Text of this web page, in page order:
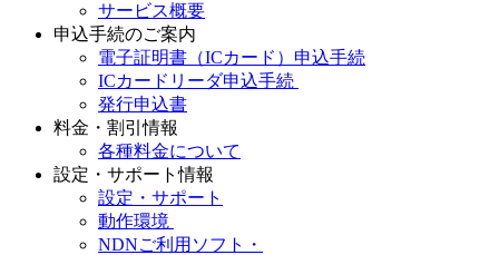
サービス概要
申込手続のご案内
電子証明書（ICカード）申込手続
ICカードリーダ申込手続
発行申込書
料金・割引情報
各種料金について
設定・サポート情報
設定・サポート
動作環境
NDNご利用ソフト・